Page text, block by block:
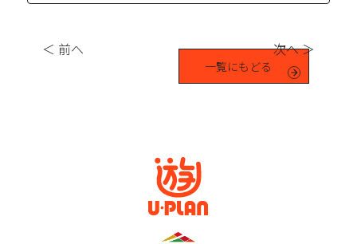
＜ 前へ
一覧にもどる
次へ ＞